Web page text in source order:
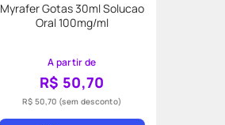
Myrafer Gotas 30ml Solucao
Oral 100mg/ml
A partir de
R$ 50,70
R$ 50,70 (sem desconto)